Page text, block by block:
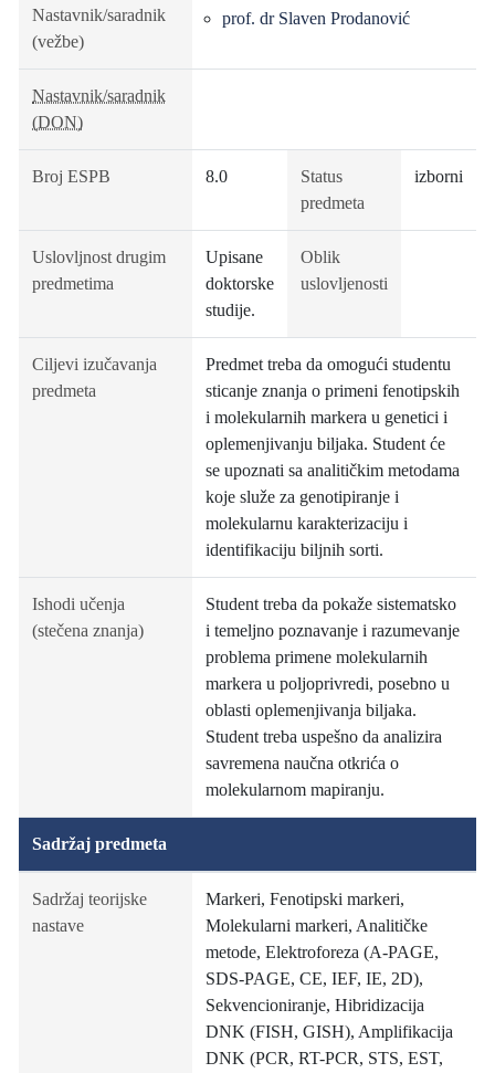
Nastavnik/saradnik
(vežbe)
prof. dr Slaven Prodanović
Nastavnik/saradnik
(DON)
Broj ESPB 8.0
Status
predmeta
izborni
Uslovljnost drugim
predmetima
Upisane
doktorske
studije.
Oblik
uslovljenosti
Ciljevi izučavanja
predmeta
Predmet treba da omogući studentu
sticanje znanja o primeni fenotipskih
i molekularnih markera u genetici i
oplemenjivanju biljaka. Student će
se upoznati sa analitičkim metodama
koje služe za genotipiranje i
molekularnu karakterizaciju i
identifikaciju biljnih sorti.
Ishodi učenja
(stečena znanja)
Student treba da pokaže sistematsko
i temeljno poznavanje i razumevanje
problema primene molekularnih
markera u poljoprivredi, posebno u
oblasti oplemenjivanja biljaka.
Student treba uspešno da analizira
savremena naučna otkrića o
molekularnom mapiranju.
Sadržaj predmeta
Sadržaj teorijske
nastave
Markeri, Fenotipski markeri,
Molekularni markeri, Analitičke
metode, Elektroforeza (A-PAGE,
SDS-PAGE, CE, IEF, IE, 2D),
Sekvencioniranje, Hibridizacija
DNK (FISH, GISH), Amplifikacija
DNK (PCR, RT-PCR, STS, EST,